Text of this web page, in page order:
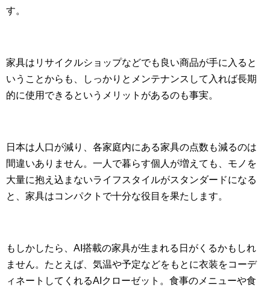
す。
家具はリサイクルショップなどでも良い商品が手に入ると
いうことからも、しっかりとメンテナンスして入れば長期
的に使用できるというメリットがあるのも事実。
日本は人口が減り、各家庭内にある家具の点数も減るのは
間違いありません。一人で暮らす個人が増えても、モノを
大量に抱え込まないライフスタイルがスタンダードになる
と、家具はコンパクトで十分な役目を果たします。
もしかしたら、AI搭載の家具が生まれる日がくるかもしれ
ません。たとえば、気温や予定などをもとに衣装をコーデ
ィネートしてくれるAIクローゼット。食事のメニューや食